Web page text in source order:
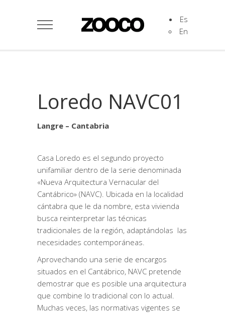
Es
En
Loredo NAVC01
Langre – Cantabria
Casa Loredo es el segundo proyecto
unifamiliar dentro de la serie denominada
«Nueva Arquitectura Vernacular del
Cantábrico» (NAVC). Ubicada en la localidad
cántabra que le da nombre, esta vivienda
busca reinterpretar las técnicas
tradicionales de la región, adaptándolas las
necesidades contemporáneas.
Aprovechando una serie de encargos
situados en el Cantábrico, NAVC pretende
demostrar que es posible una arquitectura
que combine lo tradicional con lo actual.
Muchas veces, las normativas vigentes se